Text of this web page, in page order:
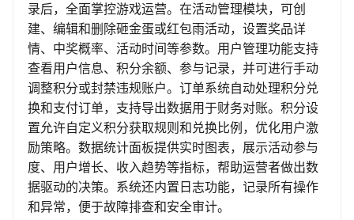
录后，全面掌控游戏运营。在活动管理模块，可创
建、编辑和删除砸金蛋或红包雨活动，设置奖品详
情、中奖概率、活动时间等参数。用户管理功能支持
查看用户信息、积分余额、参与记录，并可进行手动
调整积分或封禁违规账户。订单系统自动处理积分兑
换和支付订单，支持导出数据用于财务对账。积分设
置允许自定义积分获取规则和兑换比例，优化用户激
励策略。数据统计面板提供实时图表，展示活动参与
度、用户增长、收入趋势等指标，帮助运营者做出数
据驱动的决策。系统还内置日志功能，记录所有操作
和异常，便于故障排查和安全审计。